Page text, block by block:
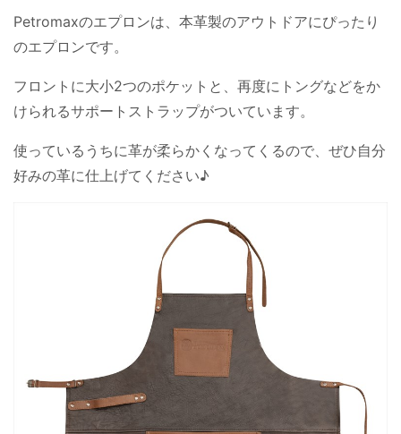
Petromaxのエプロンは、本革製のアウトドアにぴったり
のエプロンです。
フロントに大小2つのポケットと、再度にトングなどをか
けられるサポートストラップがついています。
使っているうちに革が柔らかくなってくるので、ぜひ自分
好みの革に仕上げてください♪